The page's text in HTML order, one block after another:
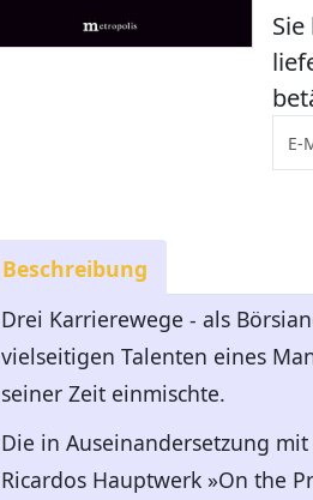
Beschreibung
Drei Karrierewege - als
vielseitigen Talenten eines
seiner Zeit einmischte.
Die in Auseinandersetzung
Ricardos Hauptwerk »On the